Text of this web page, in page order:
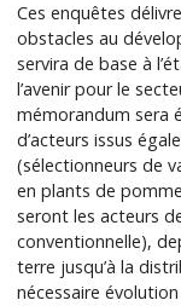
Ces enquêtes
obstacles au
servira de base à
l’avenir pour le
mémorandum sera
d’acteurs issus
(sélectionneurs de
en plants de
seront les acteurs
conventionnelle),
terre jusqu’à la
nécessaire